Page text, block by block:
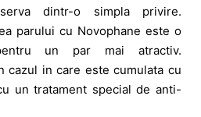
dintr-o simpla privire.
parului cu Novophane este o
un par mai atractiv.
cazul in care este cumulata cu
un tratament special de anti-